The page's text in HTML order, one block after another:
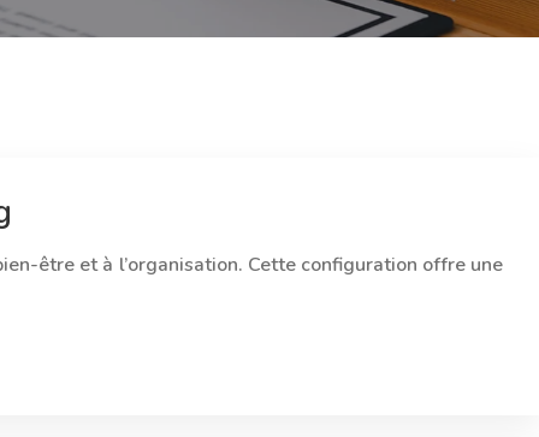
être et à l’organisation. Cette configuration offre une